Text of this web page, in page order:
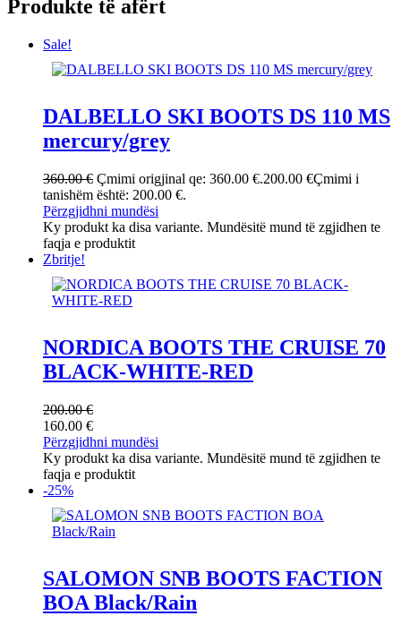
Produkte të afërt
Sale!
DALBELLO SKI BOOTS DS 110 MS
mercury/grey
360.00€ Çmimi origjinal qe: 360.00 €.200.00 €Çmimi i
tanishëm është: 200.00 €.
Përzgjidhni mundësi
Ky produkt ka disa variante. Mundësitë mund të zgjidhen te
faqja e produktit
Zbritje!
NORDICA BOOTS THE CRUISE 70
BLACK-WHITE-RED
200.00€
160.00 €
Përzgjidhni mundësi
Ky produkt ka disa variante. Mundësitë mund të zgjidhen te
faqja e produktit
-25%
SALOMON SNB BOOTS FACTION
BOA Black/Rain